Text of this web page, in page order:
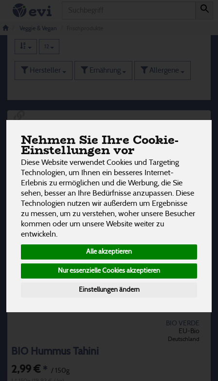
Nehmen Sie Ihre Cookie-
Einstellungen vor
Diese Website verwendet Cookies und Targeting
Technologien, um Ihnen ein besseres Internet-
Erlebnis zu ermöglichen und die Werbung, die Sie
sehen, besser an Ihre Bedürfnisse anzupassen. Diese
Technologien nutzen wir außerdem um Ergebnisse
zu messen, um zu verstehen, woher unsere Besucher
kommen oder um unsere Website weiter zu
entwickeln.
Alle akzeptieren
Nur essenzielle Cookies akzeptieren
Einstellungen ändern
Veggie & Vegan
Frischprodukte
12
Hersteller Ernährung Allergene
BIO VERDE
EU-Bio
Deutschland
BIO Hummus Tahini
2,99 € * / 150g